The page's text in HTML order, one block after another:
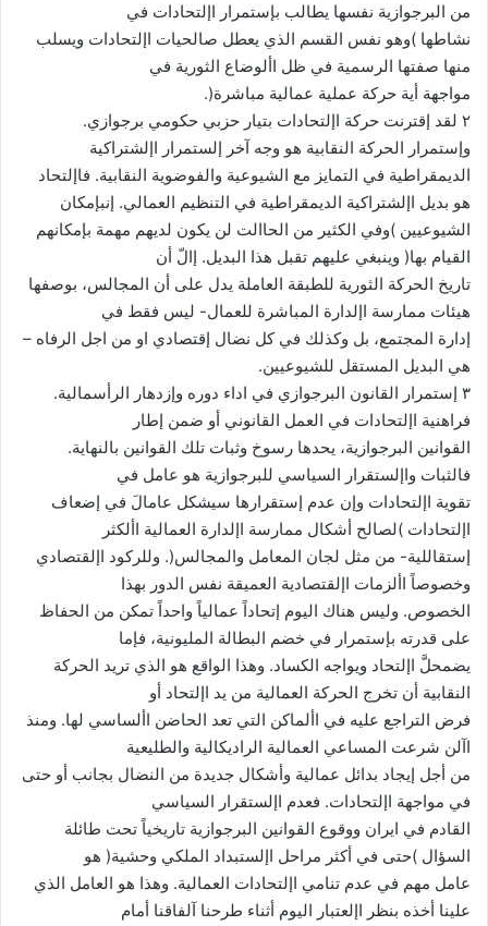
من البرجوازية نفسها يطالب بإستمرار اإلتحادات في
نشاطها )وهو نفس القسم الذي يعطل صالحيات اإلتحادات ويسلب
منها صفتها الرسمية في ظل األوضاع الثورية في
مواجهة أية حركة عملية عمالية مباشرة(.
٢ لقد إقترنت حركة اإلتحادات بتيار حزبي حكومي برجوازي.
وإستمرار الحركة النقابية هو وجه آخر إلستمرار اإلشتراكية
الديمقراطية في التمايز مع الشيوعية والفوضوية النقابية. فاإلتحاد
هو بديل اإلشتراكية الديمقراطية في التنظيم العمالي. إنبإمكان
الشيوعيين )وفي الكثير من الحاالت لن يكون لديهم مهمة بإمكانهم
القيام بها( وينبغي عليهم تقبل هذا البديل. إالّ أن
تاريخ الحركة الثورية للطبقة العاملة يدل على أن المجالس، بوصفها
هيئات ممارسة اإلدارة المباشرة للعمال- ليس فقط في
إدارة المجتمع، بل وكذلك في كل نضال إقتصادي او من اجل الرفاه –
هي البديل المستقل للشيوعيين.
٣ إستمرار القانون البرجوازي في اداء دوره وإزدهار الرأسمالية.
فراهنية اإلتحادات في العمل القانوني أو ضمن إطار
القوانين البرجوازية، يحدها رسوخ وثبات تلك القوانين بالنهاية.
فالثبات واإلستقرار السياسي للبرجوازية هو عامل في
تقوية اإلتحادات وإن عدم إستقرارها سيشكل عامالَ في إضعاف
اإلتحادات )لصالح أشكال ممارسة اإلدارة العمالية األكثر
إستقاللية- من مثل لجان المعامل والمجالس(. وللركود اإلقتصادي
وخصوصاً األزمات اإلقتصادية العميقة نفس الدور بهذا
الخصوص. وليس هناك اليوم إتحاداً عمالياً واحداً تمكن من الحفاظ
على قدرته بإستمرار في خضم البطالة المليونية، فإما
يضمحلَّ اإلتحاد ويواجه الكساد. وهذا الواقع هو الذي تريد الحركة
النقابية أن تخرج الحركة العمالية من يد اإلتحاد أو
فرض التراجع عليه في األماكن التي تعد الحاضن األساسي لها. ومنذ
اآلن شرعت المساعي العمالية الراديكالية والطليعية
من أجل إيجاد بدائل عمالية وأشكال جديدة من النضال بجانب أو حتى
في مواجهة اإلتحادات. فعدم اإلستقرار السياسي
القادم في ايران ووقوع القوانين البرجوازية تاريخياً تحت طائلة
السؤال )حتى في أكثر مراحل اإلستبداد الملكي وحشية( هو
عامل مهم في عدم تنامي اإلتحادات العمالية. وهذا هو العامل الذي
علينا أخذه بنظر اإلعتبار اليوم أثناء طرحنا آلفاقنا أمام